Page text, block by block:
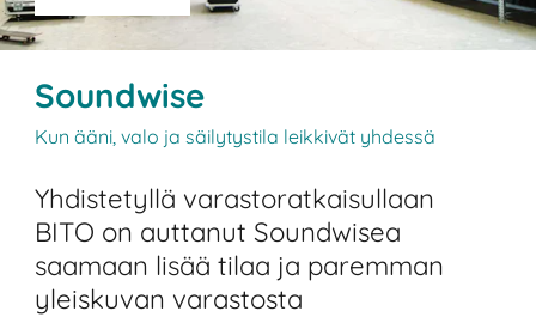
Soundwise
Kun ääni, valo ja säilytystila leikkivät yhdessä
Yhdistetyllä varastoratkaisullaan
BITO on auttanut Soundwisea
saamaan lisää tilaa ja paremman
yleiskuvan varastosta